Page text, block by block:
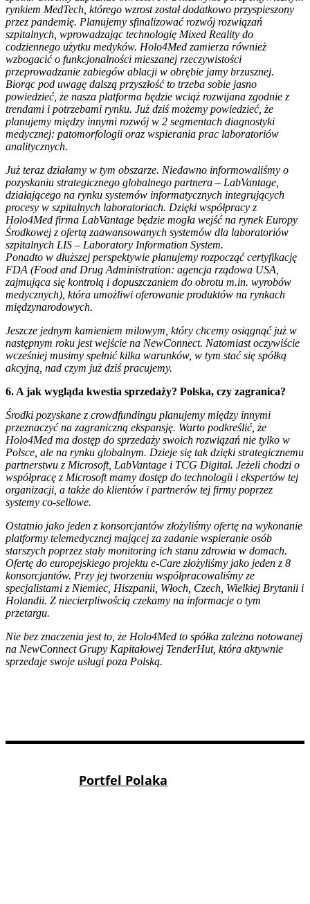
rynkiem MedTech, którego wzrost został dodatkowo przyspieszony
przez pandemię. Planujemy sfinalizować rozwój rozwiązań
szpitalnych, wprowadzając technologię Mixed Reality do
codziennego użytku medyków. Holo4Med zamierza również
wzbogacić o funkcjonalności mieszanej rzeczywistości
przeprowadzanie zabiegów ablacji w obrębie jamy brzusznej.
Biorąc pod uwagę dalszą przyszłość to trzeba sobie jasno
powiedzieć, że nasza platforma będzie wciąż rozwijana zgodnie z
trendami i potrzebami rynku. Już dziś możemy powiedzieć, że
planujemy między innymi rozwój w 2 segmentach diagnostyki
medycznej: patomorfologii oraz wspierania prac laboratoriów
analitycznych.
Już teraz działamy w tym obszarze. Niedawno informowaliśmy o
pozyskaniu strategicznego globalnego partnera – LabVantage,
działającego na rynku systemów informatycznych integrujących
procesy w szpitalnych laboratoriach. Dzięki współpracy z
Holo4Med firma LabVantage będzie mogła wejść na rynek Europy
Środkowej z ofertą zaawansowanych systemów dla laboratoriów
szpitalnych LIS – Laboratory Information System.
Ponadto w dłuższej perspektywie planujemy rozpocząć certyfikację
FDA (Food and Drug Administration: agencja rządowa USA,
zajmująca się kontrolą i dopuszczaniem do obrotu m.in. wyrobów
medycznych), która umożliwi oferowanie produktów na rynkach
międzynarodowych.
Jeszcze jednym kamieniem milowym, który chcemy osiągnąć już w
następnym roku jest wejście na NewConnect. Natomiast oczywiście
wcześniej musimy spełnić kilka warunków, w tym stać się spółką
akcyjną, nad czym już dziś pracujemy.
6. A jak wygląda kwestia sprzedaży? Polska, czy zagranica?
Środki pozyskane z crowdfundingu planujemy między innymi
przeznaczyć na zagraniczną ekspansję. Warto podkreślić, że
Holo4Med ma dostęp do sprzedaży swoich rozwiązań nie tylko w
Polsce, ale na rynku globalnym. Dzieje się tak dzięki strategicznemu
partnerstwu z Microsoft, LabVantage i TCG Digital. Jeżeli chodzi o
współpracę z Microsoft mamy dostęp do technologii i ekspertów tej
organizacji, a także do klientów i partnerów tej firmy poprzez
systemy co-sellowe.
Ostatnio jako jeden z konsorcjantów złożyliśmy ofertę na wykonanie
platformy telemedycznej mającej za zadanie wspieranie osób
starszych poprzez stały monitoring ich stanu zdrowia w domach.
Ofertę do europejskiego projektu e-Care złożyliśmy jako jeden z 8
konsorcjantów. Przy jej tworzeniu współpracowaliśmy ze
specjalistami z Niemiec, Hiszpanii, Włoch, Czech, Wielkiej Brytanii i
Holandii. Z niecierpliwością czekamy na informacje o tym
przetargu.
Nie bez znaczenia jest to, że Holo4Med to spółka zależna notowanej
na NewConnect Grupy Kapitałowej TenderHut, która aktywnie
sprzedaje swoje usługi poza Polską.
Portfel Polaka